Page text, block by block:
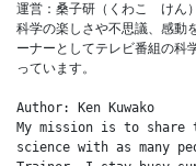
運営：桑子研（くわこ　けん）
科学の楽しさや不思議、感動
ーナーとしてテレビ番組の科
っています。
Author: Ken Kuwako
My mission is to share
science with as many